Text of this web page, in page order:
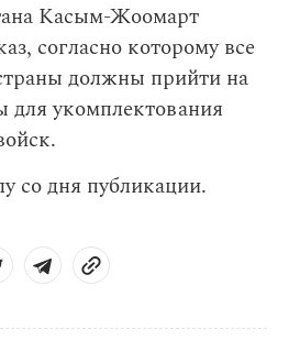
Касым-Жоомарт
согласно которому все
должны прийти на
для укомплектования
со дня публикации.